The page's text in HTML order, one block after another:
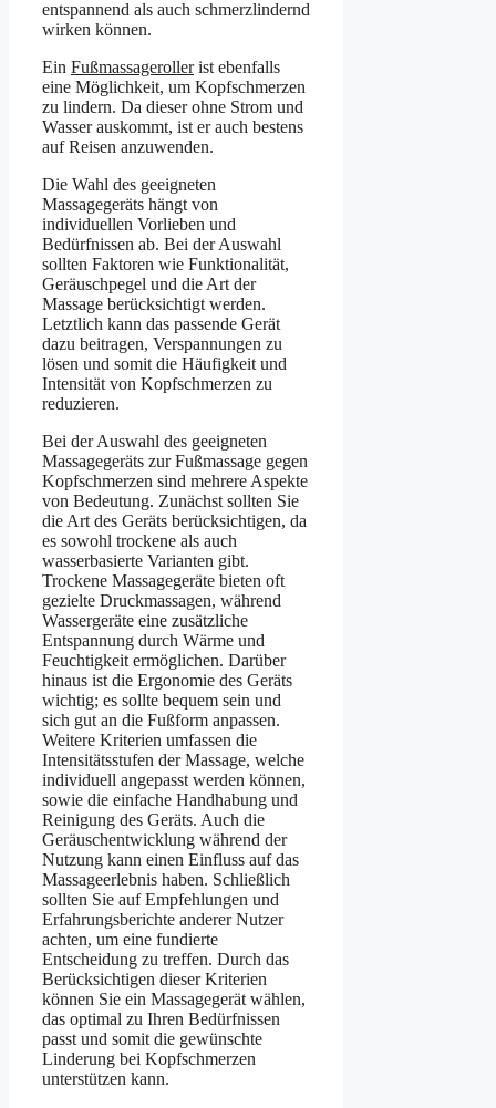
entspannend als auch schmerzlindernd
wirken können.
Ein Fußmassagerollerist ebenfalls
eine Möglichkeit, um Kopfschmerzen
zu lindern. Da dieser ohne Strom und
Wasser auskommt, ist er auch bestens
auf Reisen anzuwenden.
Die Wahl des geeigneten
Massagegeräts hängt von
individuellen Vorlieben und
Bedürfnissen ab. Bei der Auswahl
sollten Faktoren wie Funktionalität,
Geräuschpegel und die Art der
Massage berücksichtigt werden.
Letztlich kann das passende Gerät
dazu beitragen, Verspannungen zu
lösen und somit die Häufigkeit und
Intensität von Kopfschmerzen zu
reduzieren.
Bei der Auswahl des geeigneten
Massagegeräts zur Fußmassage gegen
Kopfschmerzen sind mehrere Aspekte
von Bedeutung. Zunächst sollten Sie
die Art des Geräts berücksichtigen, da
es sowohl trockene als auch
wasserbasierte Varianten gibt.
Trockene Massagegeräte bieten oft
gezielte Druckmassagen, während
Wassergeräte eine zusätzliche
Entspannung durch Wärme und
Feuchtigkeit ermöglichen. Darüber
hinaus ist die Ergonomie des Geräts
wichtig; es sollte bequem sein und
sich gut an die Fußform anpassen.
Weitere Kriterien umfassen die
Intensitätsstufen der Massage, welche
individuell angepasst werden können,
sowie die einfache Handhabung und
Reinigung des Geräts. Auch die
Geräuschentwicklung während der
Nutzung kann einen Einfluss auf das
Massageerlebnis haben. Schließlich
sollten Sie auf Empfehlungen und
Erfahrungsberichte anderer Nutzer
achten, um eine fundierte
Entscheidung zu treffen. Durch das
Berücksichtigen dieser Kriterien
können Sie ein Massagegerät wählen,
das optimal zu Ihren Bedürfnissen
passt und somit die gewünschte
Linderung bei Kopfschmerzen
unterstützen kann.